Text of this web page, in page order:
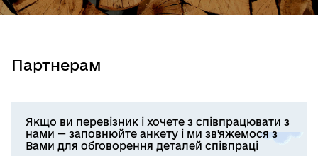
Партнерам
Якщо ви перевізник і хочете з співпрацювати з
нами — заповнюйте анкету і ми зв'яжемося з
Вами для обговорення деталей співпраці